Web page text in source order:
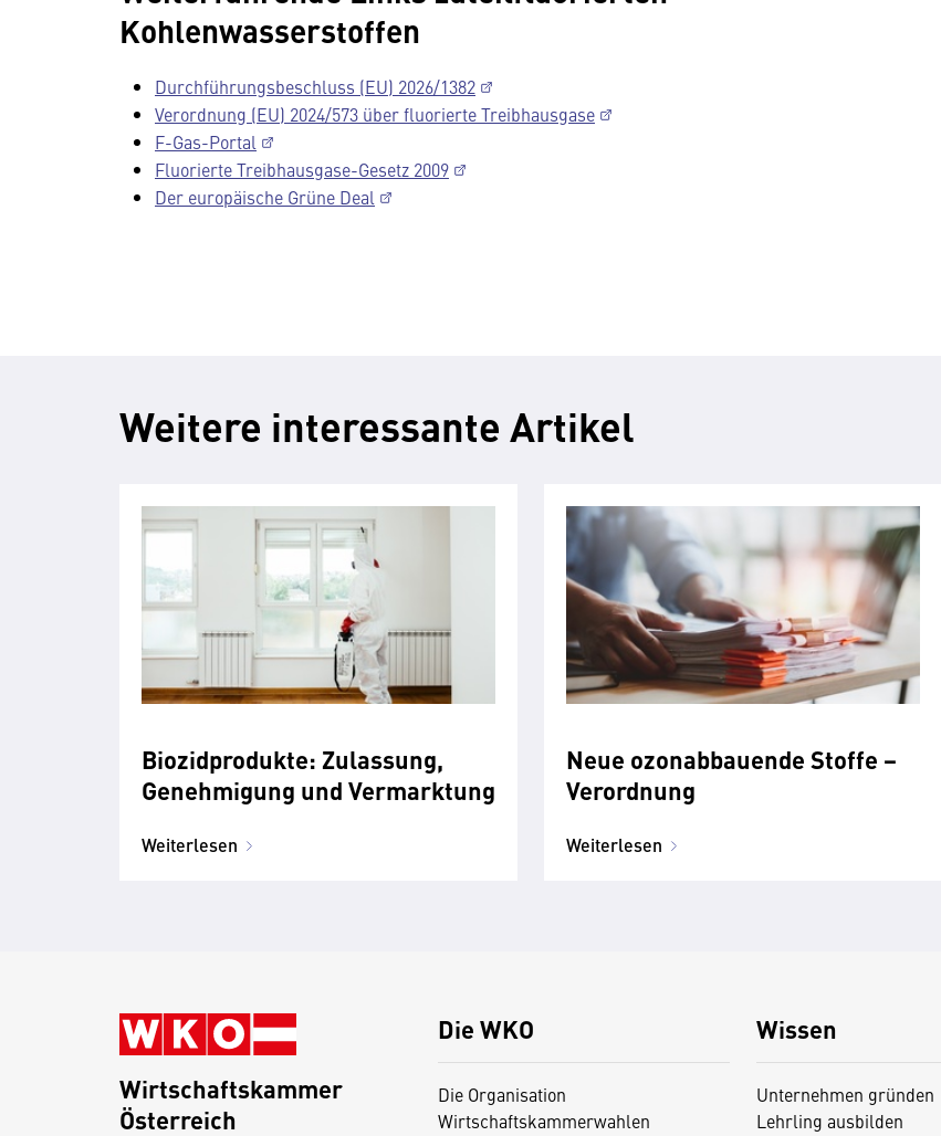
Kohlenwasserstoffen
Durchführungsbeschluss (EU) 2026/1382
Verordnung (EU) 2024/573 über fluorierte Treibhausgase
F-Gas-Portal
Fluorierte Treibhausgase-Gesetz 2009
Der europäische Grüne Deal
Weitere interessante Artikel
Biozidprodukte: Zulassung,
Genehmigung und Vermarktung
Weiterlesen
Neue ozonabbauende Stoffe −
Verordnung
Weiterlesen
Die WKO
Die Organisation
Wirtschaftskammerwahlen
Wissen
Unternehmen gründen
Lehrling ausbilden
Wirtschaftskammer
Österreich